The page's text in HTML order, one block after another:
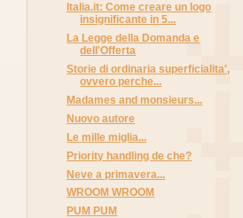
Italia.it: Come creare un logo
insignificante in 5...
La Legge della Domanda e
dell'Offerta
Storie di ordinaria superficialita',
ovvero perche...
Madames and monsieurs...
Nuovo autore
Le mille miglia...
Priority handling de che?
Neve a primavera...
WROOM WROOM
PUM PUM